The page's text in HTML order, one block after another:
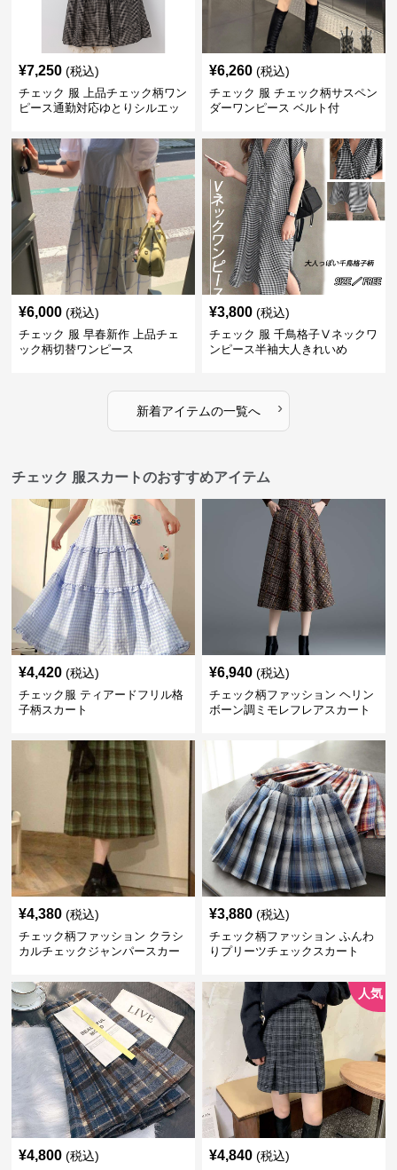
¥7,250 (税込)
チェック 服 上品チェック柄ワン
ピース通勤対応ゆとりシルエッ
¥6,260 (税込)
チェック 服 チェック柄サスペン
ダーワンピース ベルト付
¥6,000 (税込)
チェック 服 早春新作 上品チェ
ック柄切替ワンピース
¥3,800 (税込)
チェック 服 千鳥格子Ⅴネックワ
ンピース半袖大人きれいめ
新着アイテムの一覧へ ›
チェック 服スカートのおすすめアイテム
¥4,420 (税込)
チェック服 ティアードフリル格
子柄スカート
¥6,940 (税込)
チェック柄ファッション ヘリン
ボーン調ミモレフレアスカート
¥4,380 (税込)
チェック柄ファッション クラシ
カルチェックジャンパースカー
¥3,880 (税込)
チェック柄ファッション ふんわ
りプリーツチェックスカート
¥4,800 (税込)
人気
¥4,840 (税込)